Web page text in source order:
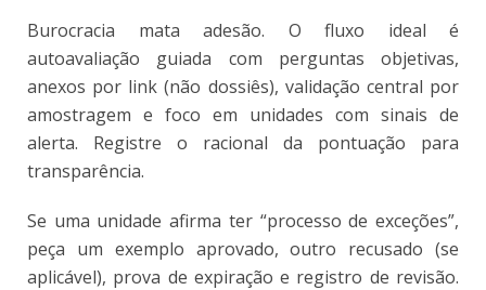
Burocracia mata adesão. O fluxo ideal é
autoavaliação guiada com perguntas objetivas,
anexos por link (não dossiês), validação central por
amostragem e foco em unidades com sinais de
alerta. Registre o racional da pontuação para
transparência.
Se uma unidade afirma ter “processo de exceções”,
peça um exemplo aprovado, outro recusado (se
aplicável), prova de expiração e registro de revisão.